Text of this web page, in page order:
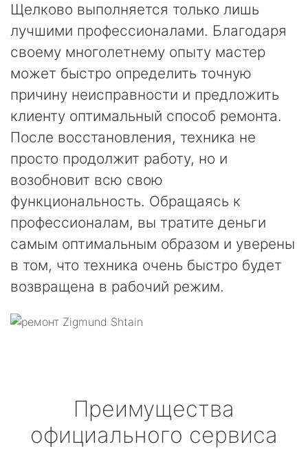
Щелково выполняется только лишь
лучшими профессионалами. Благодаря
своему многолетнему опыту мастер
может быстро определить точную
причину неисправности и предложить
клиенту оптимальный способ ремонта.
После восстановления, техника не
просто продолжит работу, но и
возобновит всю свою
функциональность. Обращаясь к
профессионалам, вы тратите деньги
самым оптимальным образом и уверены
в том, что техника очень быстро будет
возвращена в рабочий режим.
Преимущества
официального сервиса